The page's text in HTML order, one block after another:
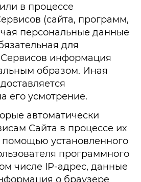
в процессе
(сайта, программ,
персональные данные
для
информация
образом. Иная
его усмотрение.
автоматически
Сайта в процессе их
помощью установленного
программного
числе IP-адрес, данные
о браузере